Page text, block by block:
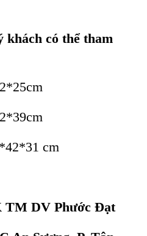
khách có thể tham
cm
TM DV Phước Đạt